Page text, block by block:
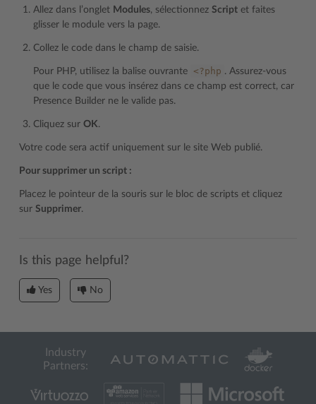
Allez dans l’onglet Modules, sélectionnez Script et faites
glisser le module vers la page.
Collez le code dans le champ de saisie.
Pour PHP, utilisez la balise ouvrante <?php . Assurez-vous
que le code que vous insérez dans ce champ est correct, car
Presence Builder ne le valide pas.
Cliquez sur OK.
Votre code sera actif uniquement sur le site Web publié.
Pour supprimer un script :
Placez le pointeur de la souris sur le bloc de scripts et cliquez
sur Supprimer.
Is this page helpful?
Yes No
Industry
Partners: